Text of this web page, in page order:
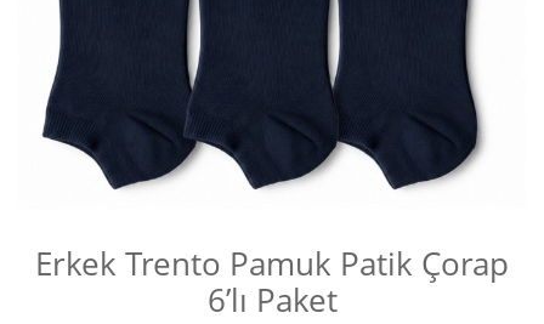
Erkek Trento Pamuk Patik Çorap
6’lı Paket